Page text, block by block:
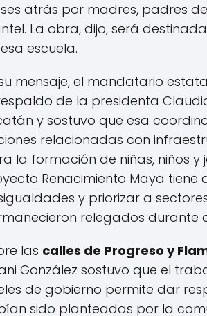
atrás por madres, padres
La obra, dijo, será
escuela.
mensaje, el mandatario
de la presidenta
y sostuvo que esa
relacionadas con
la formación de niñas, niños y
Renacimiento Maya tiene
y priorizar a
relegados durante
las calles de Progreso y
González sostuvo que el
de gobierno permite dar
sido planteadas por la